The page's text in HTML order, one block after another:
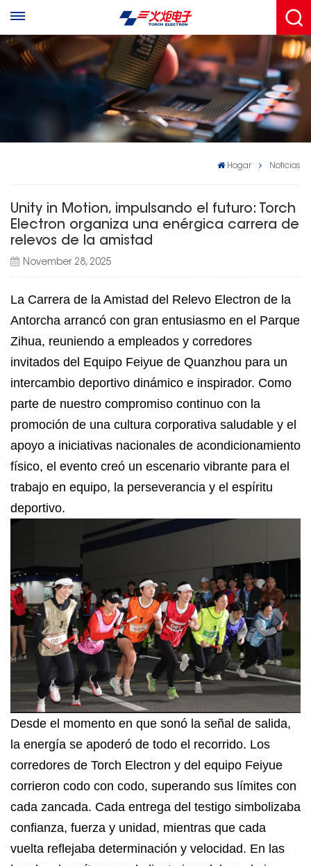
Hogar Noticias
Unity in Motion, impulsando el futuro: Torch
Electron organiza una enérgica carrera de
relevos de la amistad
November 28, 2025
La Carrera de la Amistad del Relevo Electron de la
Antorcha arrancó con gran entusiasmo en el Parque
Zihua, reuniendo a empleados y corredores
invitados del Equipo Feiyue de Quanzhou para un
intercambio deportivo dinámico e inspirador. Como
parte de nuestro compromiso continuo con la
promoción de una cultura corporativa saludable y el
apoyo a iniciativas nacionales de acondicionamiento
físico, el evento creó un escenario vibrante para el
trabajo en equipo, la perseverancia y el espíritu
deportivo.
Desde el momento en que sonó la señal de salida,
la energía se apoderó de todo el recorrido. Los
corredores de Torch Electron y del equipo Feiyue
corrieron codo con codo, superando sus límites con
cada zancada. Cada entrega del testigo simbolizaba
confianza, fuerza y ​​unidad, mientras que cada
vuelta reflejaba determinación y velocidad. En las